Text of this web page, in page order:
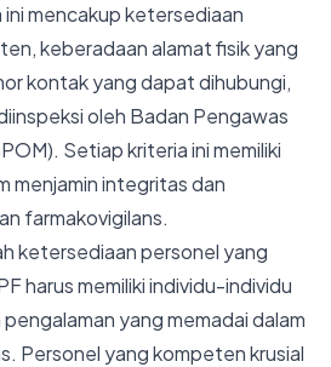
mencakup ketersediaan
keberadaan alamat fisik yang
kontak yang dapat dihubungi,
oleh Badan Pengawas
Setiap kriteria ini memiliki
menjamin integritas dan
farmakovigilans.
ketersediaan personel yang
harus memiliki individu-individu
yang memadai dalam
Personel yang kompeten krusial